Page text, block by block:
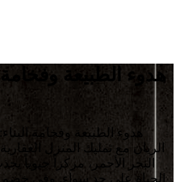
هدوء الطبيعة
هدوء الطبيعة وفخامة
البحر الأحمر، مركزاً حيوياً
الحياة على حد سواء. وفي خضم